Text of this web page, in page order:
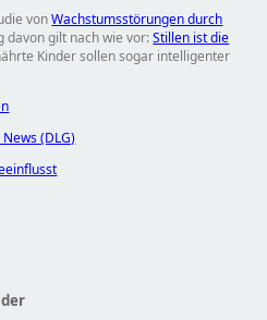
vonWachstumsstörungen durch
davon gilt nach wie vor:Stillen ist die
Kinder sollen sogar intelligenter
(DLG)